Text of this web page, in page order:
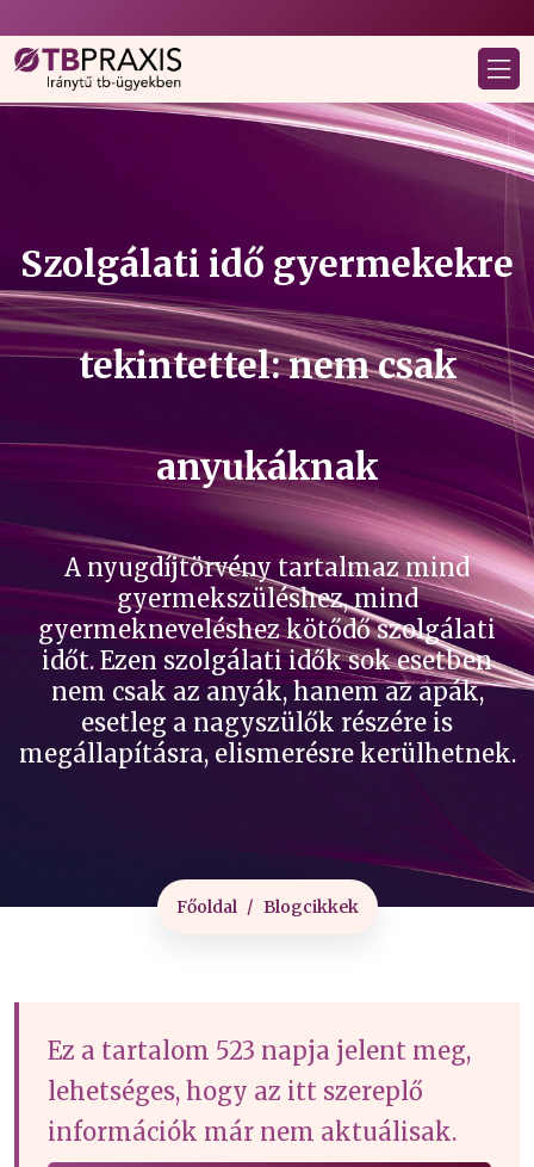
Szolgálati idő gyermekekre
tekintettel: nem csak
anyukáknak
A nyugdíjtörvény tartalmaz mind
gyermekszüléshez, mind
gyermekneveléshez kötődő szolgálati
időt. Ezen szolgálati idők sok esetben
nem csak az anyák, hanem az apák,
esetleg a nagyszülők részére is
megállapításra, elismerésre kerülhetnek.
Főoldal Blogcikkek
Ez a tartalom 523 napja jelent meg,
lehetséges, hogy az itt szereplő
információk már nem aktuálisak.